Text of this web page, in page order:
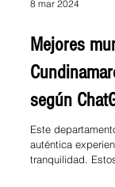
8 mar 2024
Mejores